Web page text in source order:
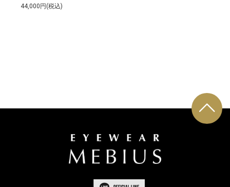
44,000円(税込)